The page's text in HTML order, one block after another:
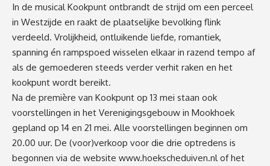
In de musical Kookpunt ontbrandt de strijd om een perceel
in Westzijde en raakt de plaatselijke bevolking flink
verdeeld. Vrolijkheid, ontluikende liefde, romantiek,
spanning én rampspoed wisselen elkaar in razend tempo af
als de gemoederen steeds verder verhit raken en het
kookpunt wordt bereikt.
Na de première van Kookpunt op 13 mei staan ook
voorstellingen in het Verenigingsgebouw in Mookhoek
gepland op 14 en 21 mei. Alle voorstellingen beginnen om
20.00 uur. De (voor)verkoop voor die drie optredens is
begonnen via de website www.hoekscheduiven.nlof het